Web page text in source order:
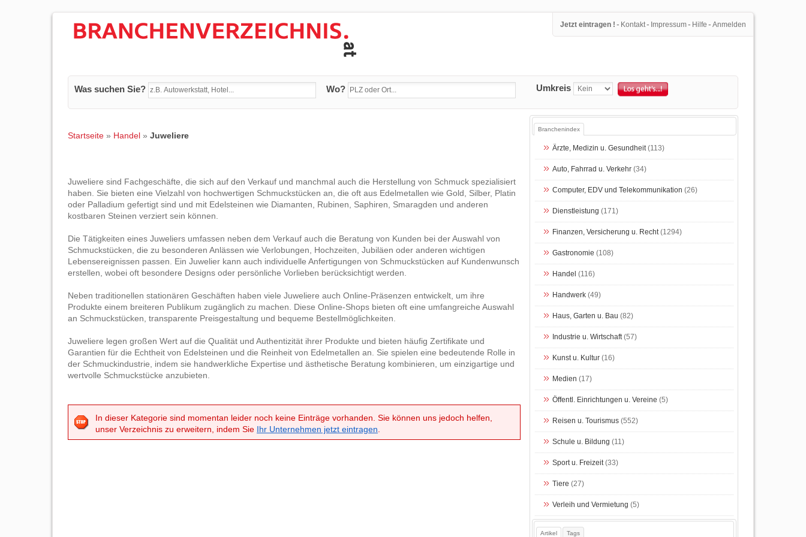
Jetzt eintragen ! - Kontakt- Impressum- Hilfe - Anmelden
Was suchen Sie? Wo? Umkreis
Startseite » Handel » Juweliere
Juweliere sind Fachgeschäfte, die sich auf den Verkauf und manchmal auch die Herstellung von Schmuck spezialisiert
haben. Sie bieten eine Vielzahl von hochwertigen Schmuckstücken an, die oft aus Edelmetallen wie Gold, Silber, Platin
oder Palladium gefertigt sind und mit Edelsteinen wie Diamanten, Rubinen, Saphiren, Smaragden und anderen
kostbaren Steinen verziert sein können.
Die Tätigkeiten eines Juweliers umfassen neben dem Verkauf auch die Beratung von Kunden bei der Auswahl von
Schmuckstücken, die zu besonderen Anlässen wie Verlobungen, Hochzeiten, Jubiläen oder anderen wichtigen
Lebensereignissen passen. Ein Juwelier kann auch individuelle Anfertigungen von Schmuckstücken auf Kundenwunsch
erstellen, wobei oft besondere Designs oder persönliche Vorlieben berücksichtigt werden.
Neben traditionellen stationären Geschäften haben viele Juweliere auch Online-Präsenzen entwickelt, um ihre
Produkte einem breiteren Publikum zugänglich zu machen. Diese Online-Shops bieten oft eine umfangreiche Auswahl
an Schmuckstücken, transparente Preisgestaltung und bequeme Bestellmöglichkeiten.
Juweliere legen großen Wert auf die Qualität und Authentizität ihrer Produkte und bieten häufig Zertifikate und
Garantien für die Echtheit von Edelsteinen und die Reinheit von Edelmetallen an. Sie spielen eine bedeutende Rolle in
der Schmuckindustrie, indem sie handwerkliche Expertise und ästhetische Beratung kombinieren, um einzigartige und
wertvolle Schmuckstücke anzubieten.
In dieser Kategorie sind momentan leider noch keine Einträge vorhanden. Sie können uns jedoch helfen,
unser Verzeichnis zu erweitern, indem Sie Ihr Unternehmen jetzt eintragen
Branchenindex
Ärzte, Medizin u. Gesundheit(113)
Auto, Fahrrad u. Verkehr(34)
Computer, EDV und Telekommunikation (26)
Dienstleistung (171)
Finanzen, Versicherung u. Recht(1294)
Gastronomie (108)
Handel (116)
Handwerk(49)
Haus, Garten u. Bau (82)
Industrie u. Wirtschaft(57)
Kunst u. Kultur(16)
Medien (17)
Öffentl. Einrichtungen u. Vereine (5)
Reisen u. Tourismus(552)
Schule u. Bildung (11)
Sport u. Freizeit(33)
Tiere (27)
Verleih und Vermietung (5)
Artikel Tags